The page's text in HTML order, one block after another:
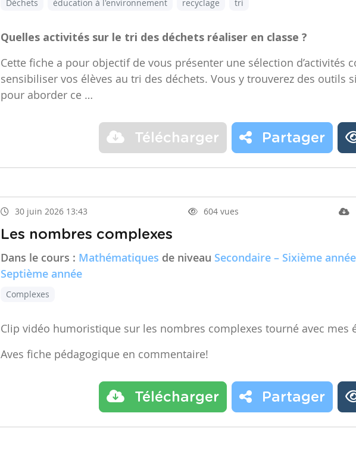
Déchets éducation à l'environnement recyclage tri
Quelles activités sur le tri des déchets réaliser en classe ?
Cette fiche a pour objectif de vous présenter une sélection d’activités
sensibiliser vos élèves au tri des déchets. Vous y trouverez des outils
pour aborder ce …
Télécharger Partager
30 juin 2026 13:43 604 vues
Les nombres complexes
Dans le cours : Mathématiques de niveau Secondaire – Sixième
Septième année
Complexes
Clip vidéo humoristique sur les nombres complexes tourné avec mes
Aves fiche pédagogique en commentaire!
Télécharger Partager